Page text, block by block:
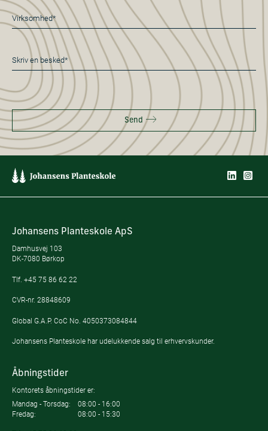
Virksomhed*
*
Besked
*
Send
Johansens Planteskole ApS
Damhusvej 103
DK-7080 Børkop
Tlf. +45 75 86 62 22
CVR-nr. 28848609
Global G.A.P. CoC No. 4050373084844
Johansens Planteskole har udelukkende salg til erhvervskunder.
Åbningstider
Kontorets åbningstider er:
Mandag - Torsdag:
08:00 - 16:00
Fredag:
08:00 - 15:30